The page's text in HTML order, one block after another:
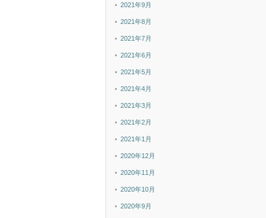
2021年9月
2021年8月
2021年7月
2021年6月
2021年5月
2021年4月
2021年3月
2021年2月
2021年1月
2020年12月
2020年11月
2020年10月
2020年9月